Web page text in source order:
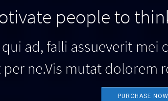
people to
ad, falli assueverit
ne.Vis mutat dolorem
PURCHASE NOW